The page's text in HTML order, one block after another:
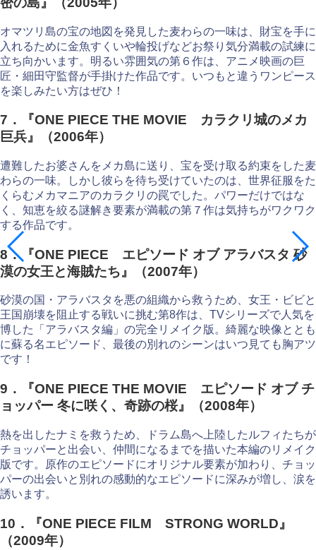
オマツリ島の宝の地図を発見した麦わらの一味は、財宝を手に
入れるために金魚すくいや輪投げなどお祭り気分満載の試練に
立ち向かいます。明るい雰囲気の第６作は、アニメ映画の巨
匠・細田守監督が手掛けた作品です。いつもと違うワンピース
を楽しみたい方はぜひ！
7．『ONE PIECE THE MOVIE カラクリ城のメカ
巨兵』（2006年）
遭難したお婆さんをメカ島に送り、宝を受け取る約束をした麦
わらの一味。しかし彼らを待ち受けていたのは、世界征服をた
くらむメカマニアのカラクリの罠でした。パワーだけではな
く、知恵を絞る謎解き要素が満載の第７作は気持ちがワクワク
する作品です。
8．『ONE PIECE エピソード オブ アラバスタ 砂
漠の女王と海賊たち』（2007年）
砂漠の国・アラバスタを悪の組織から救うため、女王・ビビと
王国崩壊を阻止する戦いに挑む第8作は、TVシリーズで人気を
博した「アラバスタ編」の完全リメイク版。綺麗な映像ととも
に蘇る名エピソード、最後の別れのシーンはいつ見ても胸アツ
です！
9．『ONE PIECE THE MOVIE エピソード オブ チ
ョッパー 冬に咲く、奇跡の桜』（2008年）
熱を出したナミを救うため、ドラム島へ上陸したルフィたちが
チョッパーと出会い、仲間になるまでを描いた本編のリメイク
版です。原作のエピソードにオリジナル要素が加わり、チョッ
パーの出会いと別れの感動的なエピソードに深みが増し、涙を
誘います。
10．『ONE PIECE FILM STRONG WORLD』
（2009年）